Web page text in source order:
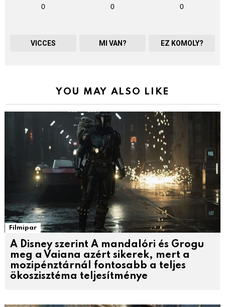
0
VICCES
0
MI VAN?
0
EZ KOMOLY?
YOU MAY ALSO LIKE
Filmipar
A Disney szerint A mandalóri és Grogu
meg a Vaiana azért sikerek, mert a
mozipénztárnál fontosabb a teljes
ökoszisztéma teljesítménye